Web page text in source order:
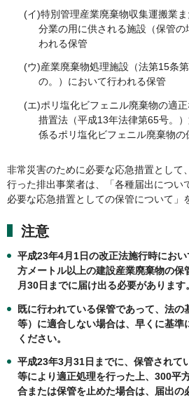
(イ)特別管理産業廃棄物収集運搬業
分業の用に供される施設（保管
われる保管
(ウ)産業廃棄物処理施設（法第15条
の。）において行われる保管
(エ)ポリ塩化ビフェニル廃棄物の適
措置法（平成13年法律第65号。
係るポリ塩化ビフェニル廃棄物の
非常災害のために必要な応急措置として
行った排出事業者は、「各種届出につい
必要な応急措置としての保管について」
注意
平成23年4月1日の改正法施行時にお
方メートル以上の建設産業廃棄物の保
月30日までに届け出る必要があります。
既に行われている保管であって、法の
等）に適合しない場合は、早くに基準
ください。
平成23年3月31日までに、保管されて
等により適正処理を行った上、300平
合または保管を止めた場合は、届出の